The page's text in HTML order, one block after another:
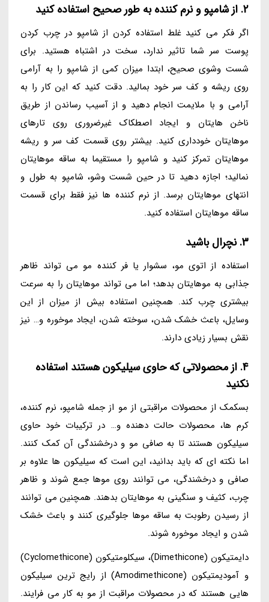
2. از شامپو و نرم کننده به طور صحیح استفاده کنید
اگر فکر می کنید غلط استفاده کردن از شامپو در چرب کردن
پوست سر شما تاثیر ندارد، سخت در اشتباه هستید. برای
شست وشوی صحیح، ابتدا میزان کمی از شامپو را به آرامی
روی ریشه و کف سر خود بمالید. دقت کنید که این کار را به
آرامی و با ملایمت انجام دهید و از آسیب رساندن از طریق
ناخن هایتان و ایجاد اصطکاک غیرضروری روی تارهای
موهایتان خودداری کنید. بیشتر روی قسمت کف سر و ریشه
موهایتان تمرکز کنید و شامپو را مستقیما به ساقه موهایتان
نمالید؛ اجازه دهید تا در حین شست وشو، شامپو به طول و
انتهای موهایتان برسد. از نرم کننده ها نیز فقط برای قسمت
ساقه موهایتان استفاده کنید.
3. نچرال باشید
استفاده از اتوی مو، سشوار یا فر کننده مو می تواند ظاهر
جذابی به موهایتان بدهد؛ اما می تواند موهایتان را به سرعت
بیشتری چرب کند. همچنین استفاده بیش از میزان از این
وسایل، باعث خشک شدن، سوخته شدن، ایجاد موخوره و… نیز
نقش بسیار زیادی دارند.
4. از محصولاتی که حاوی سیلیکون هستند استفاده
نکنید
بسکمک از محصولات مراقبتی از مو از جمله شامپو، نرم کننده،
کرم ها، محصولات حالت دهنده و… در ترکیبات خود حاوی
سیلیکون هستند تا به صافی مو و درخشندگی آن کمک کنند.
اما نکته ای که باید بدانید، این است که سیلیکون ها علاوه بر
صافی و درخشندگی، می توانند روی موها جمع شوند و ظاهر
چرب، کثیف و سنگینی به موهایتان بدهند. همچنین می توانند
از رسیدن رطوبت به ساقه موها جلوگیری کنند و باعث خشک
شدن و ایجاد موخوره شوند.
دایمتیکون (Dimethicone)، سیکلومتیکون (Cyclomethicone)
و آمودیمتیکون (Amodimethicone) از رایج ترین سیلیکون
هایی هستند که در محصولات مراقبت از مو به کار می فرایند.